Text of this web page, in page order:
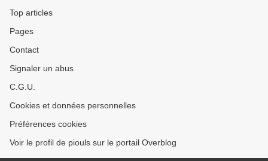
Top articles
Pages
Contact
Signaler un abus
C.G.U.
Cookies et données personnelles
Préférences cookies
Voir le profil de piouls sur le portail Overblog